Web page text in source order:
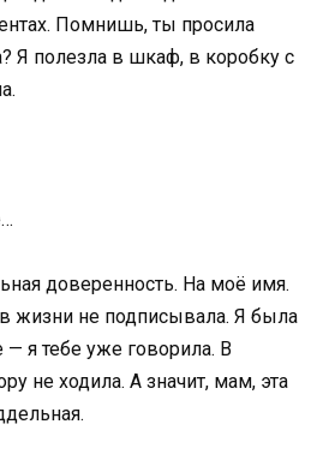
Помнишь, ты просила
Я полезла в шкаф, в коробку с
доверенность. На моё имя.
жизни не подписывала. Я была
я тебе уже говорила. В
не ходила. А значит, мам, эта